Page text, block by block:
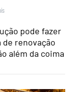
pode fazer
renovação
além da coima